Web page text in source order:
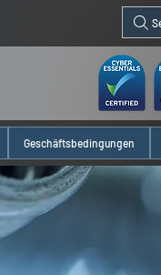
Geschäftsbedingungen